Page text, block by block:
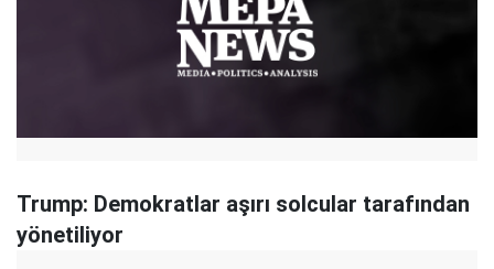
Trump: Demokratlar aşırı solcular tarafından
yönetiliyor